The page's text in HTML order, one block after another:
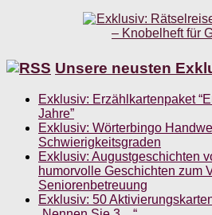
Unsere neusten
Exklusiv: Erzählkartenpaket
Jahre”
Exklusiv: Wörterbingo
Schwierigkeitsgraden
Exklusiv: Augustgeschichten
humorvolle Geschichten zum
Seniorenbetreuung
Exklusiv: 50